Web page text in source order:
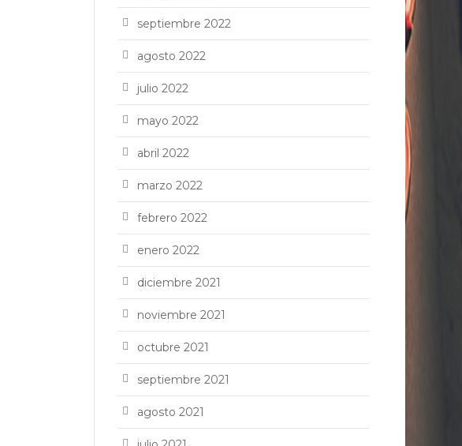
septiembre 2022
agosto 2022
julio 2022
mayo 2022
abril 2022
marzo 2022
febrero 2022
enero 2022
diciembre 2021
noviembre 2021
octubre 2021
septiembre 2021
agosto 2021